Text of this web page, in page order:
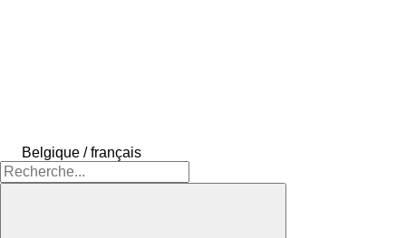
Belgique / français